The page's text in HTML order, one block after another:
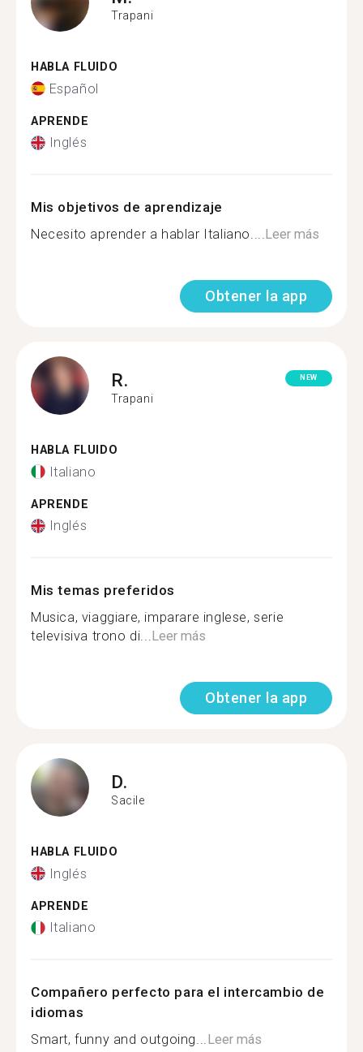
Trapani
HABLA FLUIDO
Español
APRENDE
Inglés
Mis objetivos de aprendizaje
Necesito aprender a hablar Italiano....Leer más
Obtener la app
R.
Trapani
NEW
HABLA FLUIDO
Italiano
APRENDE
Inglés
Mis temas preferidos
Musica, viaggiare, imparare inglese, serie
televisiva trono di...Leer más
Obtener la app
D.
Sacile
HABLA FLUIDO
Inglés
APRENDE
Italiano
Compañero perfecto para el intercambio de
idiomas
Smart, funny and outgoing...Leer más